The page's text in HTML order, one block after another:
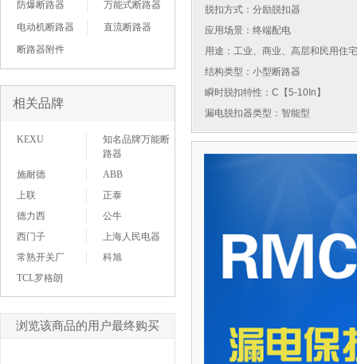
防爆断路器
万能式断路器
电动机断路器
直流断路器
断路器附件
相关品牌
KEXU
知名品牌万能断
路器
施耐德
ABB
上联
正泰
德力西
公牛
西门子
上海人民电器
常熟开关厂
科旭
TCL罗格朗
浏览该商品的用户最终购买
脱扣方式：分励脱扣器
应用场景：终端配电
用途：工业、商业、高层和民用住
结构类型：小型断路器
瞬时脱扣特性：C【5-10In】
漏电脱扣器类型：智能型